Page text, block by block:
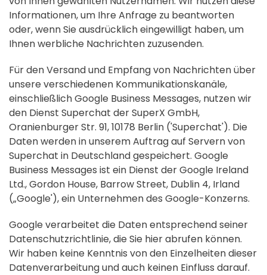
Informationen, um Ihre Anfrage zu beantworten
oder, wenn Sie ausdrücklich eingewilligt haben, um
Ihnen werbliche Nachrichten zuzusenden.
Für den Versand und Empfang von Nachrichten über
unsere verschiedenen Kommunikationskanäle,
einschließlich Google Business Messages, nutzen wir
den Dienst Superchat der SuperX GmbH,
Oranienburger Str. 91, 10178 Berlin ('Superchat'). Die
Daten werden in unserem Auftrag auf Servern von
Superchat in Deutschland gespeichert. Google
Business Messages ist ein Dienst der Google Ireland
Ltd., Gordon House, Barrow Street, Dublin 4, Irland
(„Google'), ein Unternehmen des Google-Konzerns.
Google verarbeitet die Daten entsprechend seiner
Datenschutzrichtlinie, die Sie hier abrufen können.
Wir haben keine Kenntnis von den Einzelheiten dieser
Datenverarbeitung und auch keinen Einfluss darauf.